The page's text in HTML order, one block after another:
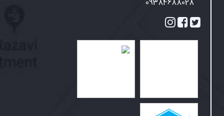
09384688028